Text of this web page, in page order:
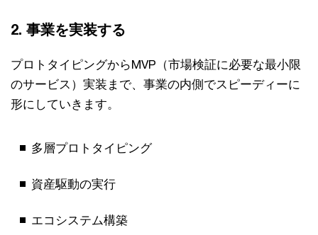
2. 事業を実装する
プロトタイピングからMVP（市場検証に必要な最小限
のサービス）実装まで、事業の内側でスピーディーに
形にしていきます。
多層プロトタイピング
資産駆動の実行
エコシステム構築